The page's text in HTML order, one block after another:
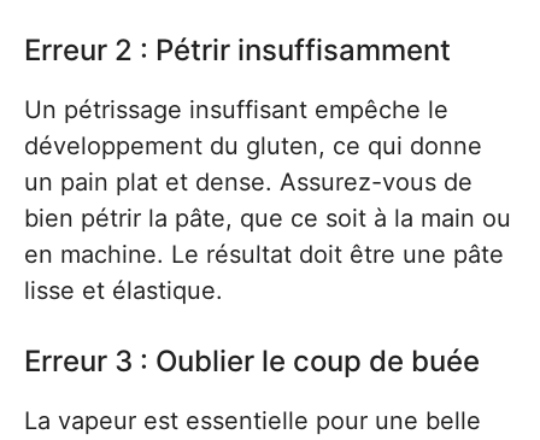
Erreur 2 : Pétrir insuffisamment
Un pétrissage insuffisant empêche le
développement du gluten, ce qui donne
un pain plat et dense. Assurez-vous de
bien pétrir la pâte, que ce soit à la main ou
en machine. Le résultat doit être une pâte
lisse et élastique.
Erreur 3 : Oublier le coup de buée
La vapeur est essentielle pour une belle